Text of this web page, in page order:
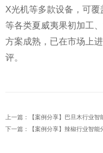
X光机等多款设备，可
等各类夏威夷果初加工
方案成熟，已在市场上
评。
上一篇：【案例分享】巴旦木行业智
下一篇：【案例分享】辣椒行业智能